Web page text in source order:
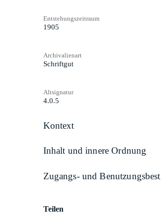
Entstehungszeitraum
1905
Archivalienart
Schriftgut
Altsignatur
4.0.5
Kontext
Inhalt und innere Ordnung
Zugangs- und
Teilen